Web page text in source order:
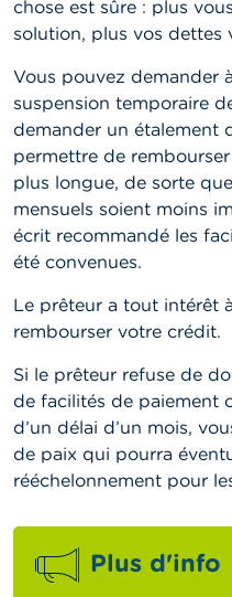
chose est sûre : plus
solution, plus vos dettes
Vous pouvez demander
suspension temporaire
demander un étalement
permettre de
plus longue, de sorte
mensuels soient moins
écrit recommandé les
été convenues.
Le prêteur a tout intérêt
rembourser votre crédit.
Si le prêteur refuse de
de facilités de paiement
d’un délai d’un mois,
de paix qui pourra
rééchelonnement pour
Plus d'info